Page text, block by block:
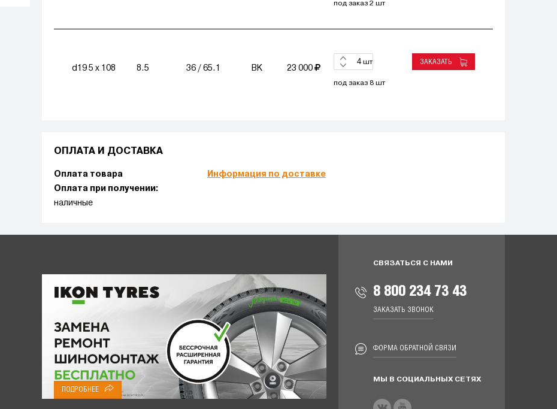
под заказ 2 шт
d19 5 x 108 8.5 36 / 65.1 BK 23 000
шт ЗАКАЗАТЬ
под заказ 8 шт
ОПЛАТА И ДОСТАВКА
Оплата товара
Оплата при получении:
наличные
Информация по доставке
ПОДРОБНЕЕ
СВЯЗАТЬСЯ С НАМИ
8 800 234 73 43
ЗАКАЗАТЬ ЗВОНОК
ФОРМА ОБРАТНОЙ СВЯЗИ
МЫ В СОЦИАЛЬНЫХ СЕТЯХ